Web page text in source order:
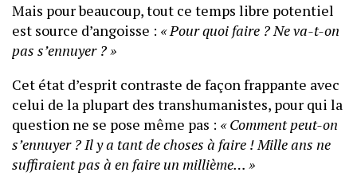
Mais pour beaucoup, tout ce temps libre potentiel
est source d’angoisse : « Pour quoi faire ? Ne va-t-on
pas s’ennuyer ? »
Cet état d’esprit contraste de façon frappante avec
celui de la plupart des transhumanistes, pour qui la
question ne se pose même pas : « Comment peut-on
s’ennuyer ? Il y a tant de choses à faire ! Mille ans ne
suffiraient pas à en faire un millième… »